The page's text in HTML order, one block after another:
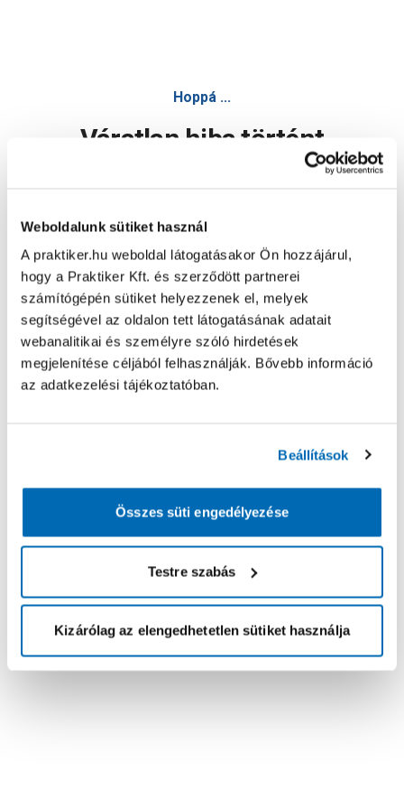
Weboldalunk sütiket használ
A praktiker.hu weboldal látogatásakor Ön hozzájárul,
hogy a Praktiker Kft. és szerződött partnerei
számítógépén sütiket helyezzenek el, melyek
segítségével az oldalon tett látogatásának adatait
webanalitikai és személyre szóló hirdetések
megjelenítése céljából felhasználják. Bővebb információ
az adatkezelési tájékoztatóban.
Beállítások
Összes süti engedélyezése
Testre szabás
Kizárólag az elengedhetetlen sütiket használja
Hoppá ...
Váratlan hiba történt
Oldal újratöltése